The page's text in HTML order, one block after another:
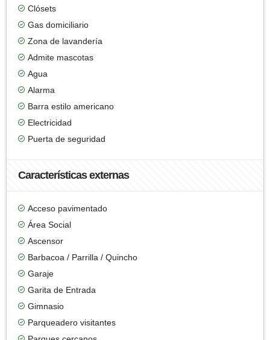
Clósets
Gas domiciliario
Zona de lavandería
Admite mascotas
Agua
Alarma
Barra estilo americano
Electricidad
Puerta de seguridad
Características externas
Acceso pavimentado
Área Social
Ascensor
Barbacoa / Parrilla / Quincho
Garaje
Garita de Entrada
Gimnasio
Parqueadero visitantes